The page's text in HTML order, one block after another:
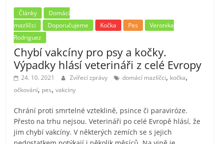
Články
Domácí
mazlíčci
Doporučujeme Kočka Pes
Veronika
Rodriguez
Chybí vakcíny pro psy a kočky.
Výpadky hlásí veterináři z celé Evropy
24. 10. 2021 Zvířecí zprávy domácí mazlíčci, kočka,
očkování, pes,vakcíny
Chrání proti smrtelné vzteklině, psince či paraviróze.
Přesto na trhu nejsou. Veterináři po celé Evropě hlásí, že
jim chybí vakcíny. V některých zemích se s jejich